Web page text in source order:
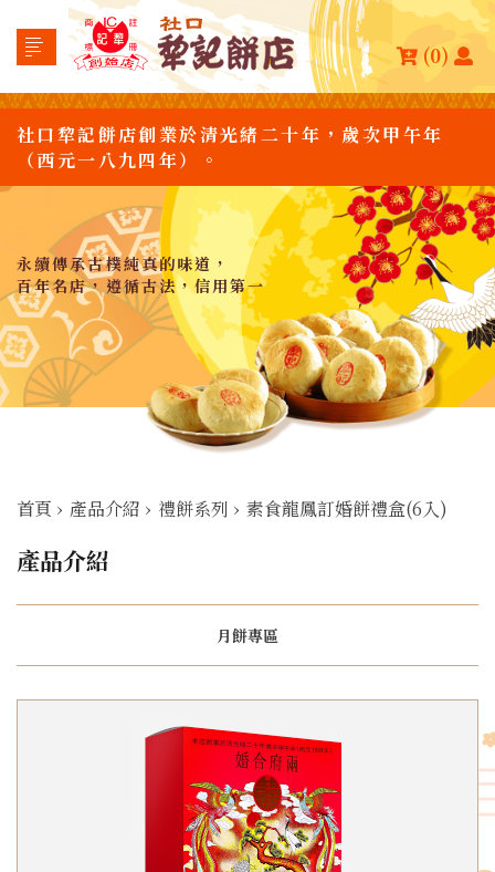
(0)
社口犂記餅店創業於清光緒二十年，歲次甲午年
（西元一八九四年）。
永續傳承古樸純真的味道，
百年名店，遵循古法，信用第一
首頁 › 產品介紹 › 禮餅系列 › 素食龍鳳訂婚餅禮盒(6入)
產品介紹
月餅專區